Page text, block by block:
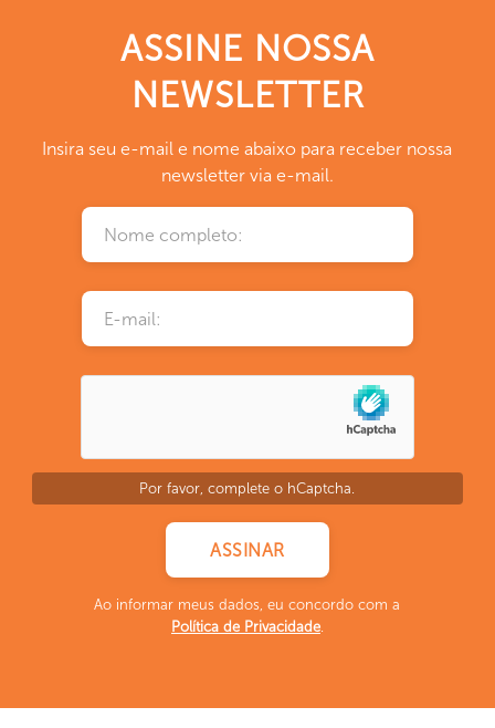
ASSINE NOSSA
NEWSLETTER
Insira seu e-mail e nome abaixo para receber nossa
newsletter via e-mail.
Por favor, complete o hCaptcha.
Ao informar meus dados, eu concordo com a
Política de Privacidade.